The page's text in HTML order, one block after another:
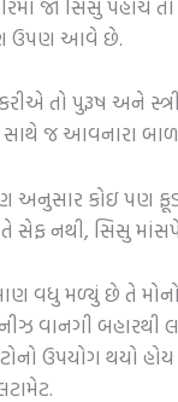
જો સિસુ પહોંચે
ઉપણ આવે છે.
કરીએ તો પુરૂષ અને
સાથે જ આવનારા
અનુસાર કોઇ પણ
તે સેફ નથી, સિસુ
વધુ મળ્યું છે તે
વાનગી બહારથી
ઉપયોગ થયો